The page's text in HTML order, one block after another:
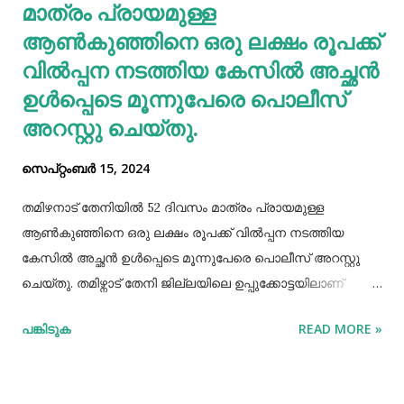
ചെയ്താൽ നിങ്ങളുടെ ശരീരത്തിന് കഴിയുന്നില്ലെങ്കിലും
യൂറിക് ആസിഡ് നിങ്ങളുടെ രക്തത്തിൽ ഞെരുങ...
മാത്രം പ്രായമുള്ള
ആണ്‍കുഞ്ഞിനെ ഒരു ലക്ഷം രൂപക്ക്
വില്‍പ്പന നടത്തിയ കേസില്‍ അച്ഛൻ
ഉള്‍പ്പെടെ മൂന്നുപേരെ പൊലീസ്
അറസ്റ്റു ചെയ്തു.
സെപ്റ്റംബർ 15, 2024
തമിഴനാട് തേനിയില്‍ 52 ദിവസം മാത്രം പ്രായമുള്ള
ആണ്‍കുഞ്ഞിനെ ഒരു ലക്ഷം രൂപക്ക് വില്‍പ്പന നടത്തിയ
കേസില്‍ അച്ഛൻ ഉള്‍പ്പെടെ മൂന്നുപേരെ പൊലീസ് അറസ്റ്റു
ചെയ്തു. തമിഴ്നാട് തേനി ജില്ലയിലെ ഉപ്പുക്കോട്ടയിലാണ്
സ്വദേശികളായ ദമ്ബതികളുമാണ് അറസ്റ്റിലായത്. തേനി
പങ്കിടുക READ MORE »